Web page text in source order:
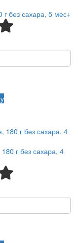
без сахара, 5 мес+
г без сахара, 4